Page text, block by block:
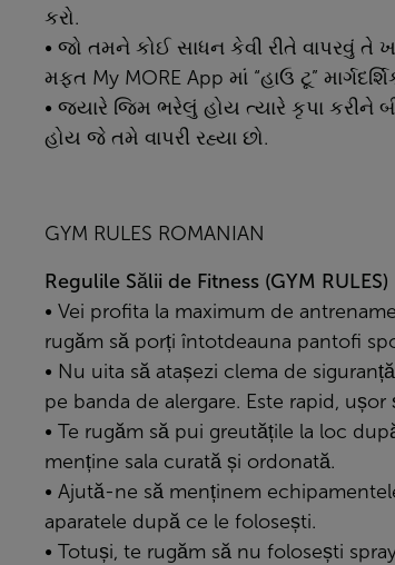
કરો.
• જો તમને કોઈ સાધન કેવી રીતે વાપરવું તે
મફત My MORE App માં “હાઉ ટૂ”
• જ્યારે જિમ ભરેલું હોય ત્યારે કૃપા કરીને
હોય જે તમે વાપરી રહ્યા છો.
GYM RULES ROMANIAN
Regulile Sălii de Fitness (GYM RULES)
• Vei profita la maximum de
rugăm să porți întotdeauna pantofi
• Nu uita să atașezi clema de
pe banda de alergare. Este rapid,
• Te rugăm să pui greutățile la loc
menține sala curată și ordonată.
• Ajută-ne să menținem
aparatele după ce le folosești.
• Totuși, te rugăm să nu folosești